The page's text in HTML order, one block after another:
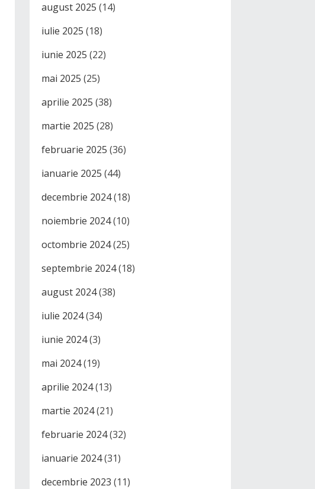
august 2025 (14)
iulie 2025 (18)
iunie 2025 (22)
mai 2025 (25)
aprilie 2025 (38)
martie 2025 (28)
februarie 2025 (36)
ianuarie 2025 (44)
decembrie 2024(18)
noiembrie 2024(10)
octombrie 2024(25)
septembrie 2024(18)
august 2024(38)
iulie 2024(34)
iunie 2024(3)
mai 2024(19)
aprilie 2024(13)
martie 2024(21)
februarie 2024(32)
ianuarie 2024(31)
decembrie 2023 (11)